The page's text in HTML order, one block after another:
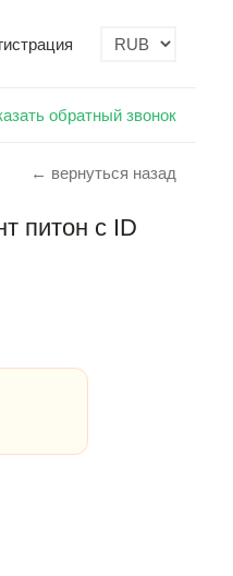
обратный звонок
← вернуться назад
питон с ID